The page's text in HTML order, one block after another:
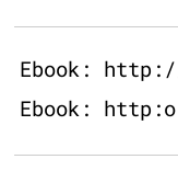
Ebook:
Ebook: